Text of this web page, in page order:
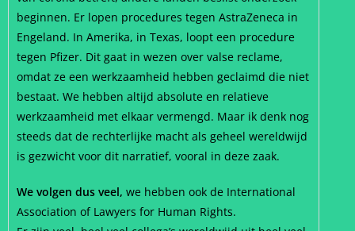
beginnen. Er lopen procedures tegen AstraZeneca in
Engeland. In Amerika, in Texas, loopt een procedure
tegen Pfizer. Dit gaat in wezen over valse reclame,
omdat ze een werkzaamheid hebben geclaimd die niet
bestaat. We hebben altijd absolute en relatieve
werkzaamheid met elkaar vermengd. Maar ik denk nog
steeds dat de rechterlijke macht als geheel wereldwijd
is gezwicht voor dit narratief, vooral in deze zaak.
We volgen dus veel, we hebben ook de International
Association of Lawyers for Human Rights.